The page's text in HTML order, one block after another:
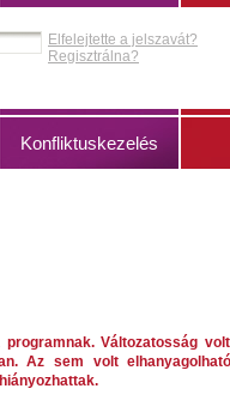
Elfelejtette a jelszavát?
Regisztrálna?
Konfliktuskezelés
Változatosság
Az sem volt